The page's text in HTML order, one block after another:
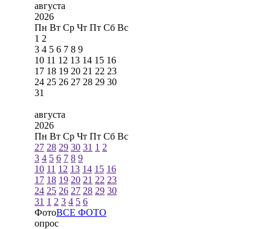
августа
2026
Пн Вт Ср Чт Пт Сб Вс
1 2
3 4 5 6 7 8 9
10 11 12 13 14 15 16
17 18 19 20 21 22 23
24 25 26 27 28 29 30
31
августа
2026
Пн Вт Ср Чт Пт Сб Вс
27 28 29 30 31 1 2
3 4 5 6 7 8 9
10 11 12 13 14 15 16
17 18 19 20 21 22 23
24 25 26 27 28 29 30
31 1 2 3 4 5 6
ФотоВСЕ ФОТО
опрос